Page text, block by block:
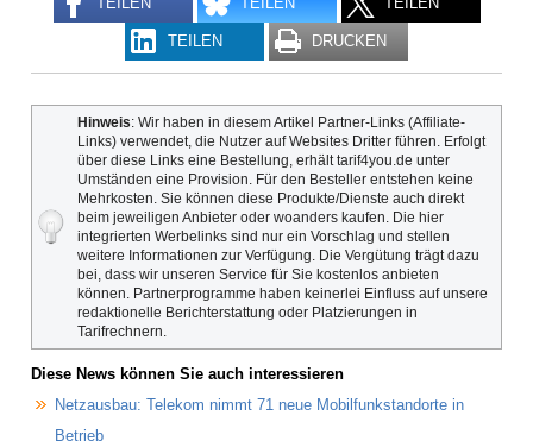
TEILEN DRUCKEN
Hinweis: Wir haben in diesem Artikel Partner-Links (Affiliate-
Links) verwendet, die Nutzer auf Websites Dritter führen. Erfolgt
über diese Links eine Bestellung, erhält tarif4you.de unter
Umständen eine Provision. Für den Besteller entstehen keine
Mehrkosten. Sie können diese Produkte/Dienste auch direkt
beim jeweiligen Anbieter oder woanders kaufen. Die hier
integrierten Werbelinks sind nur ein Vorschlag und stellen
weitere Informationen zur Verfügung. Die Vergütung trägt dazu
bei, dass wir unseren Service für Sie kostenlos anbieten
können. Partnerprogramme haben keinerlei Einfluss auf unsere
redaktionelle Berichterstattung oder Platzierungen in
Tarifrechnern.
Diese News können Sie auch interessieren
Netzausbau: Telekom nimmt 71 neue Mobilfunkstandorte in
Betrieb